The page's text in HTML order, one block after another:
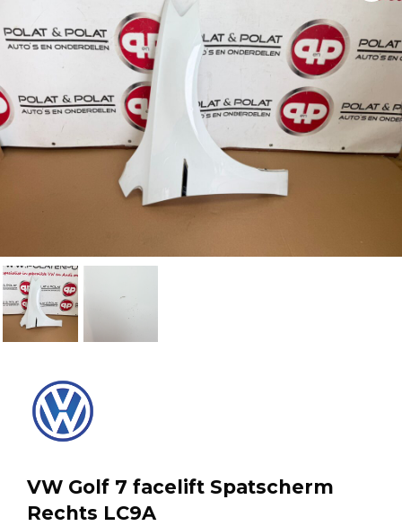
VW Golf 7 facelift Spatscherm
Rechts LC9A